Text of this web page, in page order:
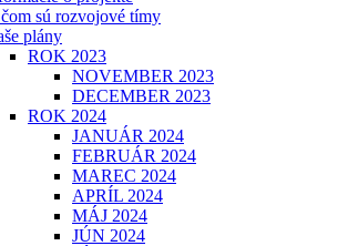
sú rozvojové tímy
plány
ROK 2023
NOVEMBER 2023
DECEMBER 2023
ROK 2024
JANUÁR 2024
FEBRUÁR 2024
MAREC 2024
APRÍL 2024
MÁJ 2024
JÚN 2024